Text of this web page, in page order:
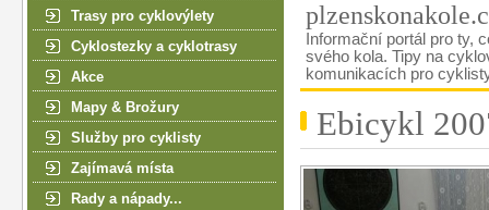
Trasy pro cyklovýlety
Cyklostezky a cyklotrasy
Akce
Mapy & Brožury
Služby pro cyklisty
Zajímavá místa
Rady a nápady...
Informační portál pro ty,
svého kola. Tipy na
komunikacích pro
Ebicykl